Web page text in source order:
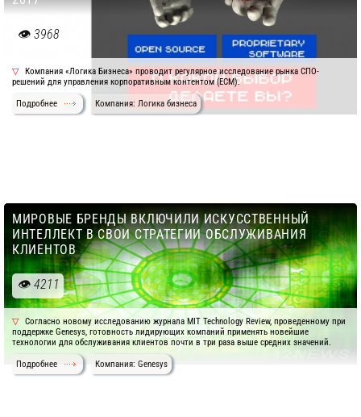
3968
Компания «Логика Бизнеса» проводит регулярное исследование рынка СПО-
решений для управления корпоративным контентом (ECM).
Подробнее Компания: Логика бизнеса
МИРОВЫЕ БРЕНДЫ ВКЛЮЧИЛИ ИСКУССТВЕННЫЙ
ИНТЕЛЛЕКТ В СВОИ СТРАТЕГИИ ОБСЛУЖИВАНИЯ
КЛИЕНТОВ
4211
Согласно новому исследованию журнала MIT Technology Review, проведенному при
поддержке Genesys, готовность лидирующих компаний применять новейшие
технологии для обслуживания клиентов почти в три раза выше средних значений.
Подробнее Компания: Genesys